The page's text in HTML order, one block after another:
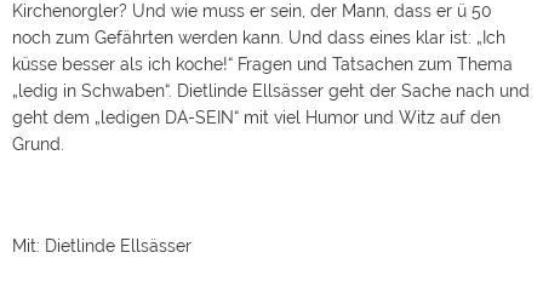
Kirchenorgler? Und wie muss er sein, der Mann, dass er ü 50
noch zum Gefährten werden kann. Und dass eines klar ist: „Ich
küsse besser als ich koche!“ Fragen und Tatsachen zum Thema
„ledig in Schwaben“. Dietlinde Ellsässer geht der Sache nach und
geht dem „ledigen DA-SEIN“ mit viel Humor und Witz auf den
Grund.
Mit: Dietlinde Ellsässer